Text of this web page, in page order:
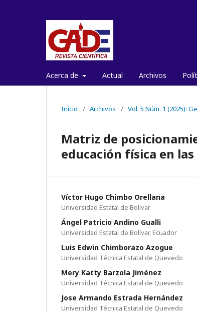
Acerca de Actual Archivos
Inicio / Archivos / Vol. 5 Núm. 1 (2025):
Matriz de
educación física en
Víctor Hugo Chimbo Orellana
Universidad Estatal de Bolívar
Ángel Patricio Andino Gualli
Universidad Estatal de Bolívar, Ecuador
Luis Edwin Chimborazo Azogue
Universidad Técnica Estatal de Quevedo
Mery Katty Barzola Jiménez
Universidad Técnica Estatal de Quevedo
Jose Armando Estrada Hernández
Universidad Técnica Estatal de Quevedo